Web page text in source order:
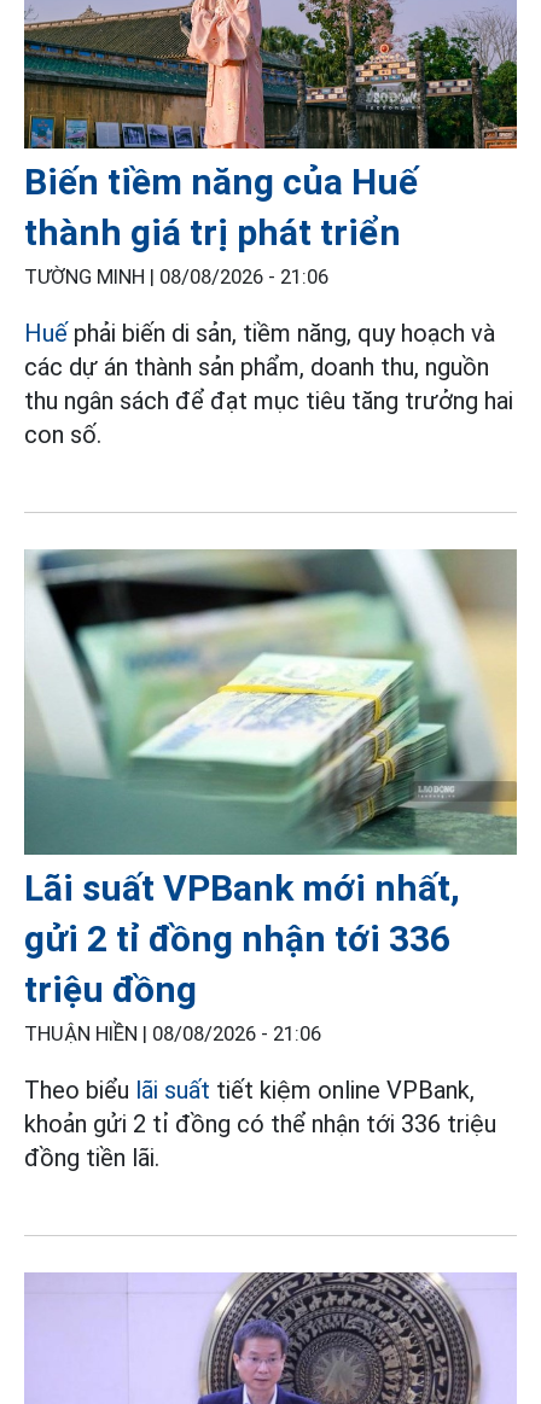
Biến tiềm năng của Huế
thành giá trị phát triển
TƯỜNG MINH | 08/08/2026 - 21:06
Huế phải biến di sản, tiềm năng, quy hoạch và
các dự án thành sản phẩm, doanh thu, nguồn
thu ngân sách để đạt mục tiêu tăng trưởng hai
con số.
Lãi suất VPBank mới nhất,
gửi 2 tỉ đồng nhận tới 336
triệu đồng
THUẬN HIỀN | 08/08/2026 - 21:06
Theo biểu lãi suất tiết kiệm online VPBank,
khoản gửi 2 tỉ đồng có thể nhận tới 336 triệu
đồng tiền lãi.